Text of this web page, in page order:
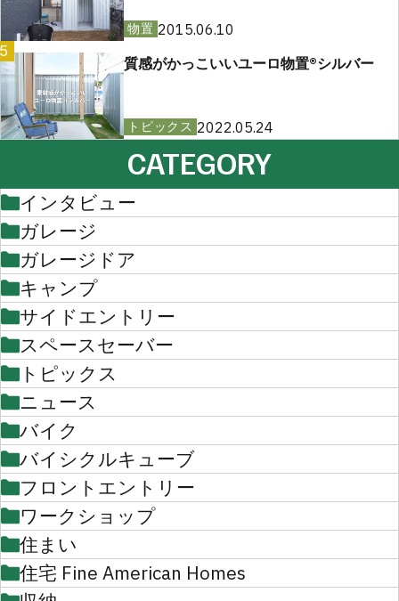
物置 2015.06.10
質感がかっこいいユーロ物置®︎シルバー
トピックス 2022.05.24
CATEGORY
インタビュー
ガレージ
ガレージドア
キャンプ
サイドエントリー
スペースセーバー
トピックス
ニュース
バイク
バイシクルキューブ
フロントエントリー
ワークショップ
住まい
住宅 Fine American Homes